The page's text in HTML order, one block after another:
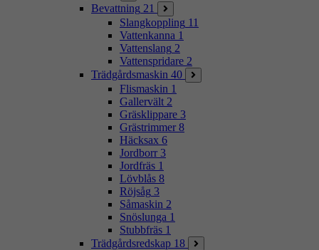
Bevattning 21
Slangkoppling 11
Vattenkanna 1
Vattenslang 2
Vattenspridare 2
Trädgårdsmaskin 40
Flismaskin 1
Gallervält 2
Gräsklippare 3
Grästrimmer 8
Häcksax 6
Jordborr 3
Jordfräs 1
Lövblås 8
Röjsåg 3
Såmaskin 2
Snöslunga 1
Stubbfräs 1
Trädgårdsredskap 18